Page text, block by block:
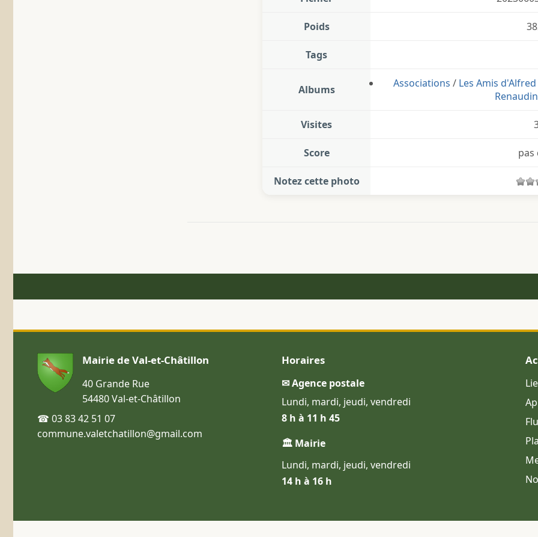
Poids
Tags
Albums Associations / Les Amis
Visites
Score pas
Notez cette photo
Mairie de Val-et-Châtillon
40 Grande Rue
54480 Val-et-Châtillon
☎ 03 83 42 51 07
commune.valetchatillon@gmail.com
Horaires
✉ Agence postale
Lundi, mardi, jeudi, vendredi
8 h à 11 h 45
🏛 Mairie
Lundi, mardi, jeudi, vendredi
14 h à 16 h